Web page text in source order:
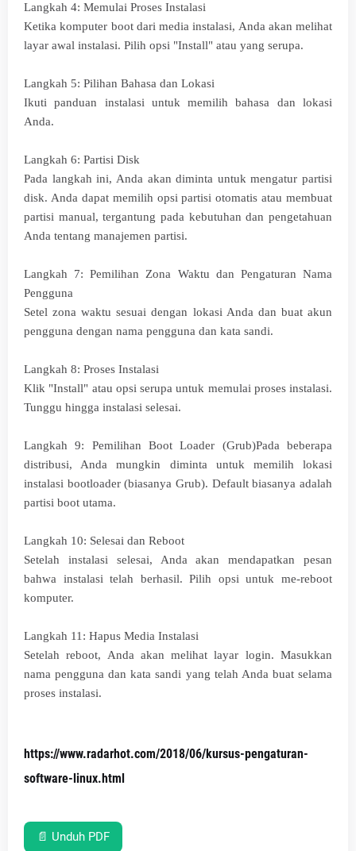
Langkah 4: Memulai Proses Instalasi
Ketika komputer boot dari media instalasi, Anda akan melihat
layar awal instalasi. Pilih opsi "Install" atau yang serupa.
Langkah 5: Pilihan Bahasa dan Lokasi
Ikuti panduan instalasi untuk memilih bahasa dan lokasi
Anda.
Langkah 6: Partisi Disk
Pada langkah ini, Anda akan diminta untuk mengatur partisi
disk. Anda dapat memilih opsi partisi otomatis atau membuat
partisi manual, tergantung pada kebutuhan dan pengetahuan
Anda tentang manajemen partisi.
Langkah 7: Pemilihan Zona Waktu dan Pengaturan Nama
Pengguna
Setel zona waktu sesuai dengan lokasi Anda dan buat akun
pengguna dengan nama pengguna dan kata sandi.
Langkah 8: Proses Instalasi
Klik "Install" atau opsi serupa untuk memulai proses instalasi.
Tunggu hingga instalasi selesai.
Langkah 9: Pemilihan Boot Loader (Grub)Pada beberapa
distribusi, Anda mungkin diminta untuk memilih lokasi
instalasi bootloader (biasanya Grub). Default biasanya adalah
partisi boot utama.
Langkah 10: Selesai dan Reboot
Setelah instalasi selesai, Anda akan mendapatkan pesan
bahwa instalasi telah berhasil. Pilih opsi untuk me-reboot
komputer.
Langkah 11: Hapus Media Instalasi
Setelah reboot, Anda akan melihat layar login. Masukkan
nama pengguna dan kata sandi yang telah Anda buat selama
proses instalasi.
https://www.radarhot.com/2018/06/kursus-pengaturan-
software-linux.html
📄 Unduh PDF